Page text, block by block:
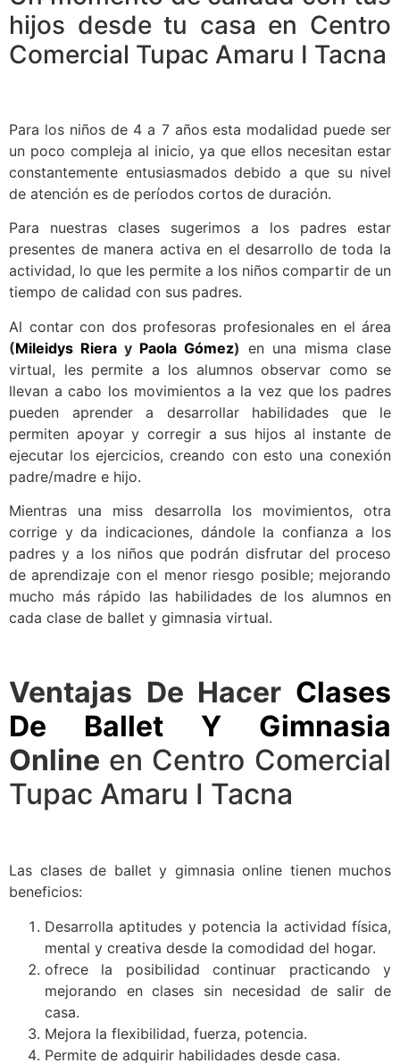
hijos desde tu casa en Centro
Comercial Tupac Amaru I Tacna
Para los niños de 4 a 7 años esta modalidad puede ser
un poco compleja al inicio, ya que ellos necesitan estar
constantemente entusiasmados debido a que su nivel
de atención es de períodos cortos de duración.
Para nuestras clases sugerimos a los padres estar
presentes de manera activa en el desarrollo de toda la
actividad, lo que les permite a los niños compartir de un
tiempo de calidad con sus padres.
Al contar con dos profesoras profesionales en el área
(Mileidys Riera y Paola Gómez) en una misma clase
virtual, les permite a los alumnos observar como se
llevan a cabo los movimientos a la vez que los padres
pueden aprender a desarrollar habilidades que le
permiten apoyar y corregir a sus hijos al instante de
ejecutar los ejercicios, creando con esto una conexión
padre/madre e hijo.
Mientras una miss desarrolla los movimientos, otra
corrige y da indicaciones, dándole la confianza a los
padres y a los niños que podrán disfrutar del proceso
de aprendizaje con el menor riesgo posible; mejorando
mucho más rápido las habilidades de los alumnos en
cada clase de ballet y gimnasia virtual.
Ventajas De Hacer Clases
De Ballet Y Gimnasia
Online en Centro Comercial
Tupac Amaru I Tacna
Las clases de ballet y gimnasia online tienen muchos
beneficios:
Desarrolla aptitudes y potencia la actividad física,
mental y creativa desde la comodidad del hogar.
ofrece la posibilidad continuar practicando y
mejorando en clases sin necesidad de salir de
casa.
Mejora la flexibilidad, fuerza, potencia.
Permite de adquirir habilidades desde casa.